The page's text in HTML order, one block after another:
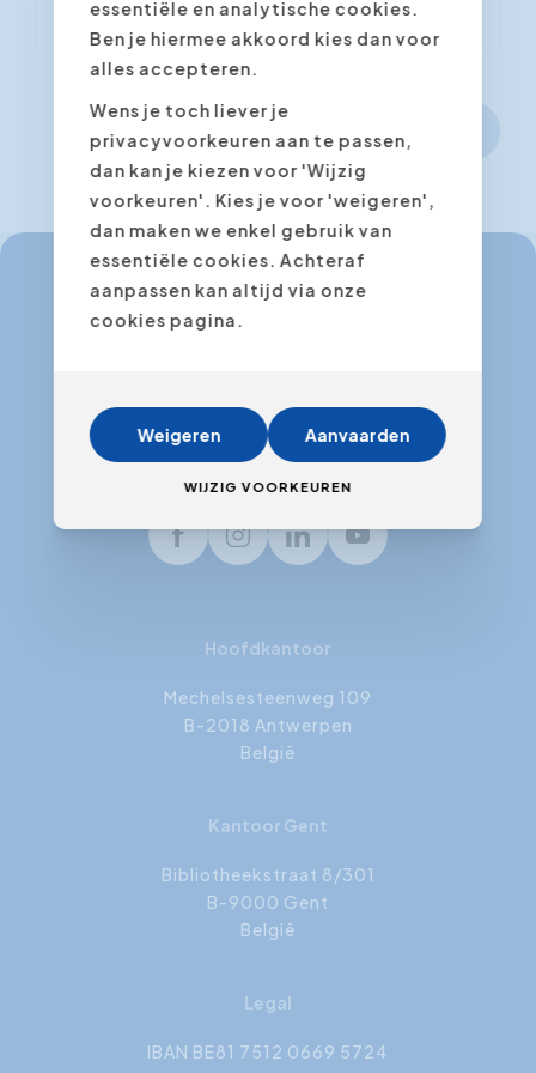
info@expertacademy.be
info@expertacademy.nl
+31 20 771 66 40
FacebookInstagramLinkedInYoutube
Hoofdkantoor
Mechelsesteenweg 109
B-2018 Antwerpen
België
Kantoor Gent
Bibliotheekstraat 8/301
B-9000 Gent
België
Legal
IBAN BE81 7512 0669 5724
essentiële en analytische cookies.
Ben je hiermee akkoord kies dan voor
alles accepteren.
Wens je toch liever je
privacyvoorkeuren aan te passen,
dan kan je kiezen voor 'Wijzig
voorkeuren'. Kies je voor 'weigeren',
dan maken we enkel gebruik van
essentiële cookies. Achteraf
aanpassen kan altijd via onze
cookies pagina.
Weigeren Aanvaarden
WIJZIG VOORKEUREN